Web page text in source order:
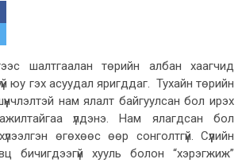
шалтгаалан төрийн албан хаагчид
юу гэх асуудал яригддаг. Тухайн төрийн
нам ялалт байгуулсан бол ирэх
үлдэнэ. Нам ялагдсан бол
өгөхөөс өөр сонголтгүй. Сүүлийн
бичигдээгүй хууль болон “хэрэгжиж”